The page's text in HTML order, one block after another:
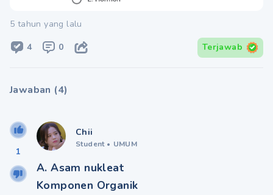
5 tahun yang lalu
4 0 Terjawab
Jawaban (4)
1
Chii
Student • UMUM
A. Asam nukleat
Komponen Organik